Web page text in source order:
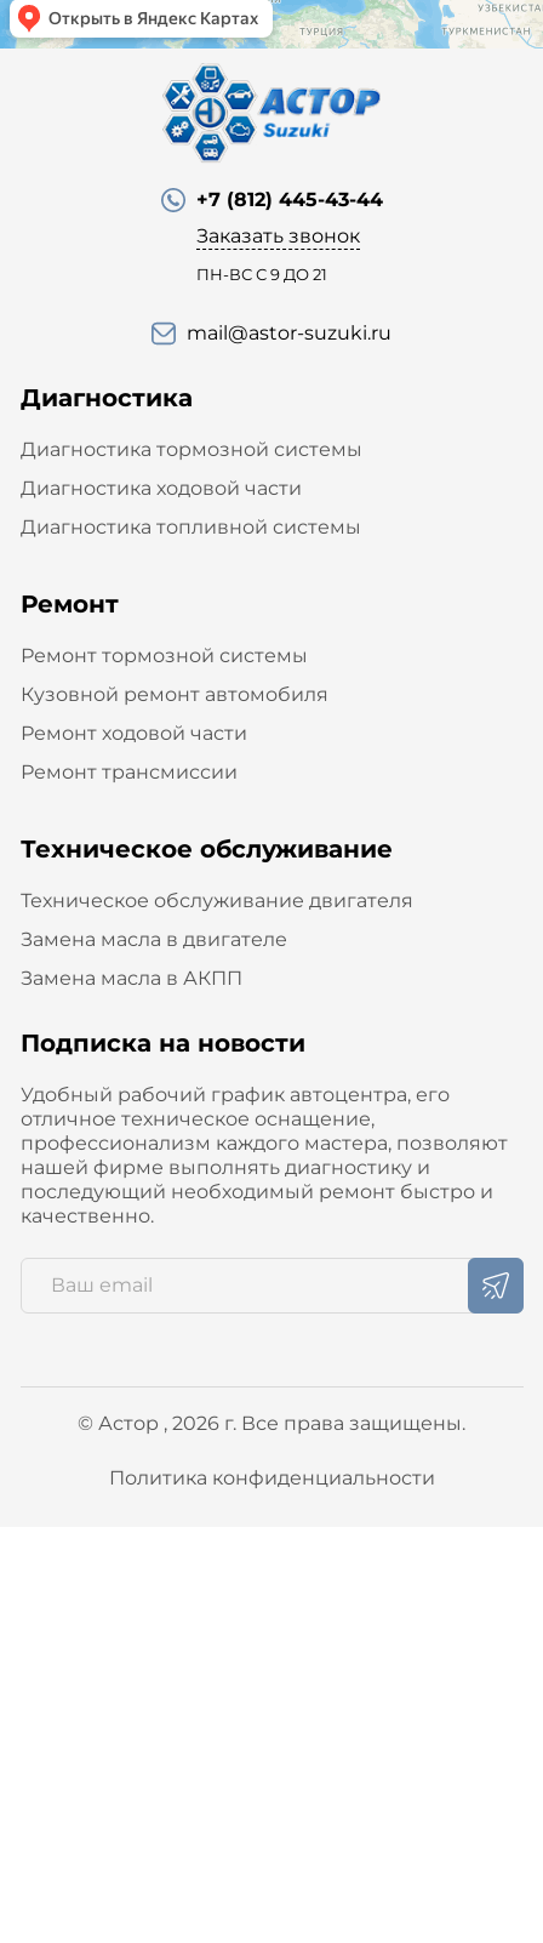
+7 (812) 445-43-44
Заказать звонок
ПН-ВС С 9 ДО 21
mail@astor-suzuki.ru
Диагностика
Диагностика тормозной системы
Диагностика ходовой части
Диагностика топливной системы
Ремонт
Ремонт тормозной системы
Кузовной ремонт автомобиля
Ремонт ходовой части
Ремонт трансмиссии
Техническое обслуживание
Техническое обслуживание двигателя
Замена масла в двигателе
Замена масла в АКПП
Подписка на новости
Удобный рабочий график автоцентра, его
отличное техническое оснащение,
профессионализм каждого мастера, позволяют
нашей фирме выполнять диагностику и
последующий необходимый ремонт быстро и
качественно.
© Астор , 2026 г. Все права защищены.
Политика конфиденциальности